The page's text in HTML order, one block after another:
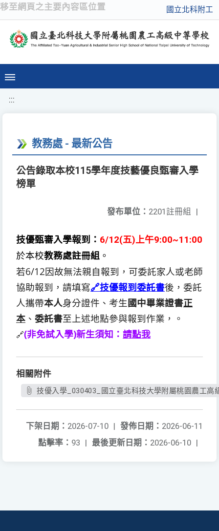
移至網頁之主要內容區位置 國立北科附工
:::
教務處 - 最新公告
公告錄取本校115學年度技藝優良甄審入學
榜單
發布單位： 2201註冊組 |
技優甄審入學報到： 6/12(五)上午9:00~11:00
於本校教務處註冊組 。
若6/1 2因故無法親自報到，可委託家人或老師
協助報到，請填寫🔗技優報到委託書後，委託
人攜帶本人身分證件、考生國中畢業證書正
本 、 委託書至上述地點參與報到作業，。
🔗(非免試入學)新生須知： 請點我
相關附件
技優入學_030403_國立臺北科技大學附屬桃園農工高
發佈日期： 2026-06-11
下架日期： 2026-07-10 |
最後更新日期： 2026-06-10 |
點擊率： 93 |